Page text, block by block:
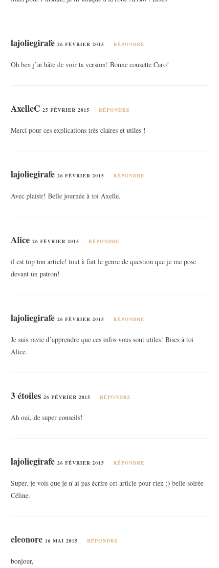
lajoliegirafe 26 FÉVRIER 2015 RÉPONDRE
Oh ben j’ai hâte de voir ta version! Bonne cousette Caro!
AxelleC 25 FÉVRIER 2015 RÉPONDRE
Merci pour ces explications très claires et utiles !
lajoliegirafe 26 FÉVRIER 2015 RÉPONDRE
Avec plaisir! Belle journée à toi Axelle.
Alice 26 FÉVRIER 2015 RÉPONDRE
il est top ton article! tout à fait le genre de question que je me pose
devant un patron!
lajoliegirafe 26 FÉVRIER 2015 RÉPONDRE
Je suis ravie d’apprendre que ces infos vous sont utiles! Bises à toi
Alice.
3 étoiles 26 FÉVRIER 2015 RÉPONDRE
Ah oui, de super conseils!
lajoliegirafe 26 FÉVRIER 2015 RÉPONDRE
Super, je vois que je n’ai pas écrire cet article pour rien ;) belle soirée
Céline.
eleonore 16 MAI 2015 RÉPONDRE
bonjour,